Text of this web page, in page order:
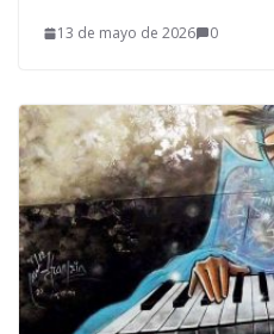
13 de mayo de 2026 0